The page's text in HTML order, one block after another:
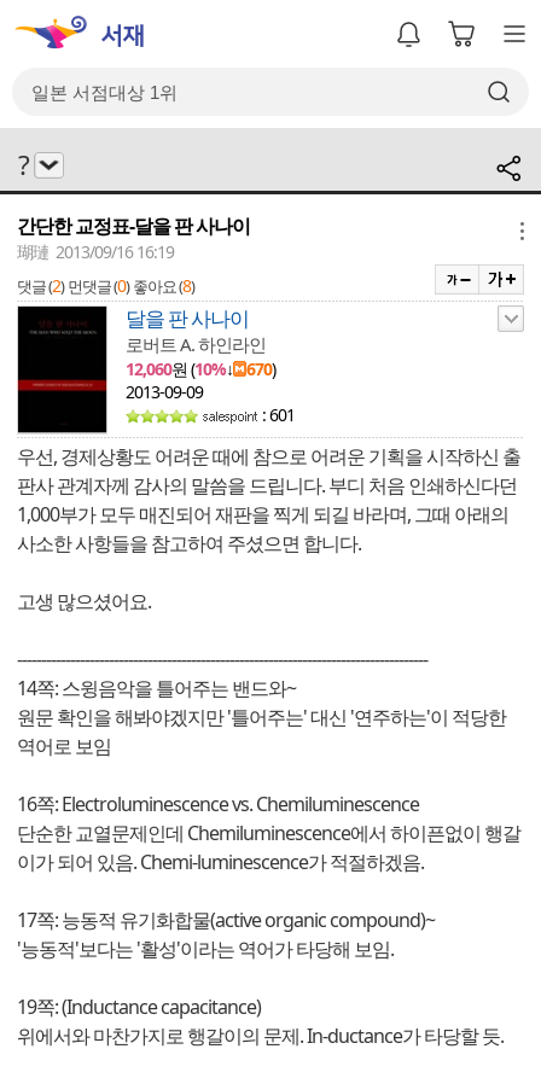
?
간단한 교정표-달을 판 사나이
瑚璉 2013/09/16 16:19
댓글 (2) 먼댓글 (0) 좋아요 (8)
달을 판 사나이
로버트 A. 하인라인
12,060원 (10%↓ 670)
2013-09-09
: 601
우선, 경제상황도 어려운 때에 참으로 어려운 기획을 시작하신 출
판사 관계자께 감사의 말씀을 드립니다. 부디 처음 인쇄하신다던
1,000부가 모두 매진되어 재판을 찍게 되길 바라며, 그때 아래의
사소한 사항들을 참고하여 주셨으면 합니다.
고생 많으셨어요.
-------------------------------------------------------------------------------------
14쪽: 스윙음악을 틀어주는 밴드와~
원문 확인을 해봐야겠지만 '틀어주는' 대신 '연주하는'이 적당한
역어로 보임
16쪽: Electroluminescence vs. Chemiluminescence
단순한 교열문제인데 Chemiluminescence에서 하이픈없이 행갈
이가 되어 있음. Chemi-luminescence가 적절하겠음.
17쪽: 능동적 유기화합물(active organic compound)~
'능동적'보다는 '활성'이라는 역어가 타당해 보임.
19쪽: (Inductance capacitance)
위에서와 마찬가지로 행갈이의 문제. In-ductance가 타당할 듯.